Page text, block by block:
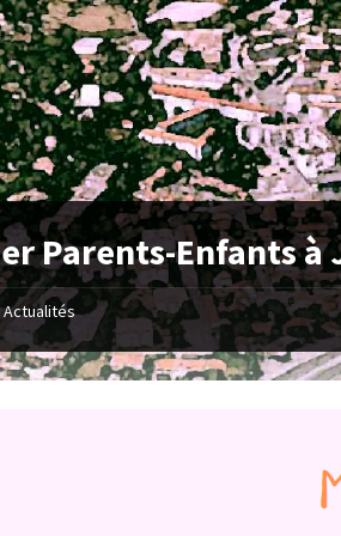
Parents-Enfants à
Actualités